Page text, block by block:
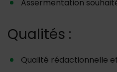
Assermentation
Qualités :
Qualité rédactionnelle